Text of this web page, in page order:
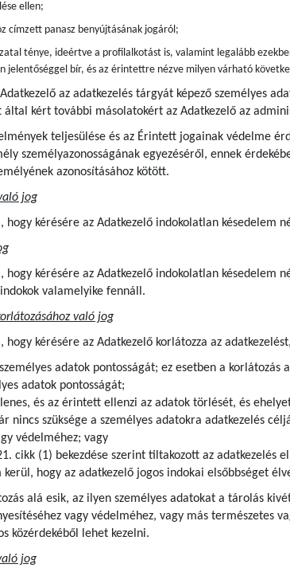
ellen;
címzett panasz benyújtásának jogáról;
ténye, ideértve a profilalkotást is, valamint legalább
jelentőséggel bír, és az érintettre nézve milyen várható
az adatkezelés tárgyát képező személyes
által kért további másolatokért az Adatkezelő az
teljesülése és az Érintett jogainak védelme
személyazonosságának egyezéséről, ennek
azonosításához kötött.
jog
kérésére az Adatkezelő indokolatlan késedelem
kérésére az Adatkezelő indokolatlan késedelem
valamelyike fennáll.
való jog
kérésére az Adatkezelő korlátozza az
adatok pontosságát; ez esetben a
adatok pontosságát;
és az érintett ellenzi az adatok törlését, és
nincs szüksége a személyes adatokra adatkezelés
védelméhez; vagy
cikk (1) bekezdése szerint tiltakozott az
hogy az adatkezelő jogos indokai elsőbbséget
alá esik, az ilyen személyes adatokat a tárolás
vagy védelméhez, vagy más természetes
közérdekéből lehet kezelni.
jog